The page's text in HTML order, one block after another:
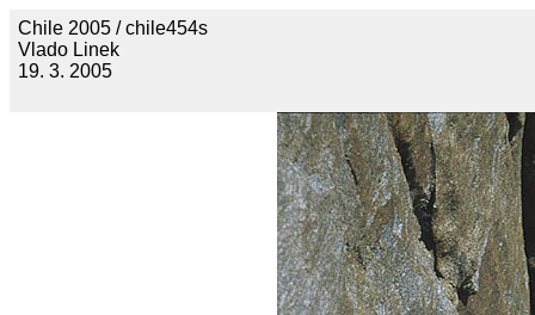
Chile 2005 / chile454s
Vlado Linek
19. 3. 2005